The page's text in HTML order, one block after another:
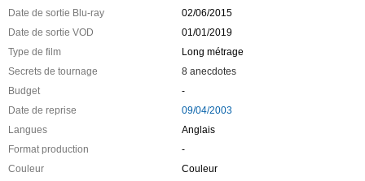
Date de sortie Blu-ray
02/06/2015
Date de sortie VOD
01/01/2019
Type de film
Long métrage
Secrets de tournage
8 anecdotes
Budget
-
Date de reprise
09/04/2003
Langues
Anglais
Format production
-
Couleur
Couleur